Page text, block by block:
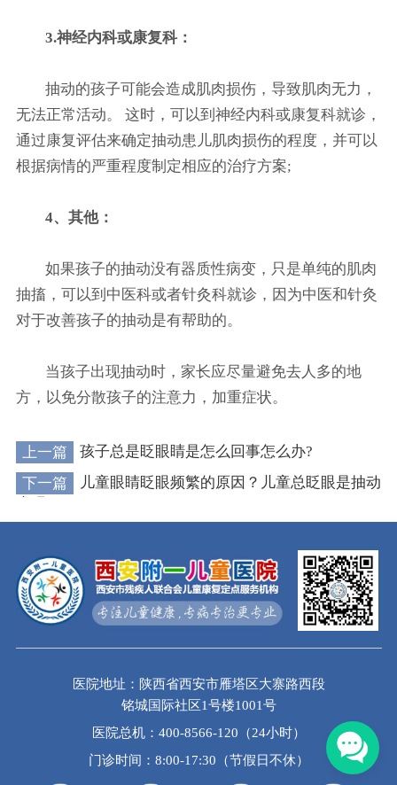
3.神经内科或康复科：
抽动的孩子可能会造成肌肉损伤，导致肌肉无力，
无法正常活动。 这时，可以到神经内科或康复科就诊，
通过康复评估来确定抽动患儿肌肉损伤的程度，并可以
根据病情的严重程度制定相应的治疗方案;
4、其他：
如果孩子的抽动没有器质性病变，只是单纯的肌肉
抽搐，可以到中医科或者针灸科就诊，因为中医和针灸
对于改善孩子的抽动是有帮助的。
当孩子出现抽动时，家长应尽量避免去人多的地
方，以免分散孩子的注意力，加重症状。
上一篇
孩子总是眨眼睛是怎么回事怎么办?
下一篇
儿童眼睛眨眼频繁的原因？儿童总眨眼是抽动
医院地址：陕西省西安市雁塔区大寨路西段
铭城国际社区1号楼1001号
医院总机：400-8566-120（24小时）
门诊时间：8:00-17:30（节假日不休）